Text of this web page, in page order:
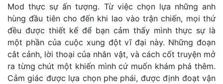
Mod thực sự ấn tượng. Từ việc chọn lựa những anh
hùng đầu tiên cho đến khi lao vào trận chiến, mọi thứ
đều được thiết kế để bạn cảm thấy mình thực sự là
một phần của cuộc xung đột vĩ đại này. Những đoạn
cắt cảnh, lời thoại của nhân vật, và cách cốt truyện mở
ra từng chút một khiến mình cứ muốn khám phá thêm.
Cảm giác được lựa chọn phe phái, được định đoạt vận